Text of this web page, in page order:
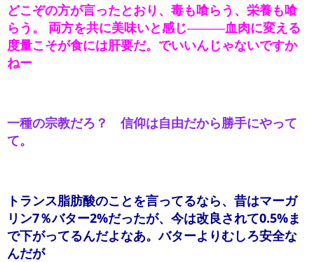
どこぞの方が言ったとおり、毒も喰らう、栄養も喰
らう。 両方を共に美味いと感じ―――血肉に変える
度量こそが食には肝要だ。でいいんじゃないですか
ねー
一種の宗教だろ？ 信仰は自由だから勝手にやって
て。
トランス脂肪酸のことを言ってるなら、昔はマーガ
リン7％バター2%だったが、今は改良されて0.5%ま
で下がってるんだよなあ。バターよりむしろ安全な
んだが